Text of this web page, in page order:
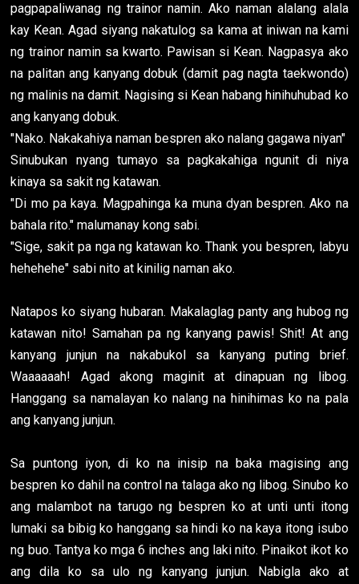
pagpapaliwanag ng trainor namin. Ako naman alalang alala
kay Kean. Agad siyang nakatulog sa kama at iniwan na kami
ng trainor namin sa kwarto. Pawisan si Kean. Nagpasya ako
na palitan ang kanyang dobuk (damit pag nagta taekwondo)
ng malinis na damit. Nagising si Kean habang hinihuhubad ko
ang kanyang dobuk.
"Nako. Nakakahiya naman bespren ako nalang gagawa niyan"
Sinubukan nyang tumayo sa pagkakahiga ngunit di niya
kinaya sa sakit ng katawan.
"Di mo pa kaya. Magpahinga ka muna dyan bespren. Ako na
bahala rito." malumanay kong sabi.
"Sige, sakit pa nga ng katawan ko. Thank you bespren, labyu
hehehehe" sabi nito at kinilig naman ako.
Natapos ko siyang hubaran. Makalaglag panty ang hubog ng
katawan nito! Samahan pa ng kanyang pawis! Shit! At ang
kanyang junjun na nakabukol sa kanyang puting brief.
Waaaaaah! Agad akong maginit at dinapuan ng libog.
Hanggang sa namalayan ko nalang na hinihimas ko na pala
ang kanyang junjun.
Sa puntong iyon, di ko na inisip na baka magising ang
bespren ko dahil na control na talaga ako ng libog. Sinubo ko
ang malambot na tarugo ng bespren ko at unti unti itong
lumaki sa bibig ko hanggang sa hindi ko na kaya itong isubo
ng buo. Tantya ko mga 6 inches ang laki nito. Pinaikot ikot ko
ang dila ko sa ulo ng kanyang junjun. Nabigla ako at